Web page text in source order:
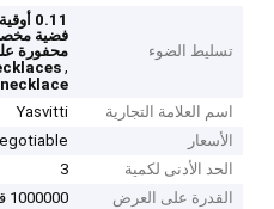
تسليط الضوء
0.11
محفورة
,
اسم العلامة التجارية
Yasvitti
الأسعار
الحد الأدنى لكمية
3
القدرة على العرض
1000000 قطعة / الشهر